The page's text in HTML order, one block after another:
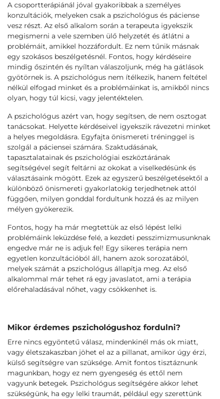
A csoportterápiánál jóval gyakoribbak a személyes
konzultációk, melyeken csak a pszichológus és páciense
vesz részt. Az első alkalom során a terapeuta igyekszik
megismerni a vele szemben ülő helyzetét és átlátni a
problémáit, amikkel hozzáfordult. Ez nem tűnik másnak
egy szokásos beszélgetésnél. Fontos, hogy kérdéseire
mindig őszintén és nyíltan válaszoljunk, még ha gátlások
gyötörnek is. A pszichológus nem ítélkezik, hanem feltétel
nélkül elfogad minket és a problémáinkat is, amikből nincs
olyan, hogy túl kicsi, vagy jelentéktelen.
A pszichológus azért van, hogy segítsen, de nem osztogat
tanácsokat. Helyette kérdéseivel igyekszik rávezetni minket
a helyes megoldásra. Egyfajta önismereti tréninggel is
szolgál a páciensei számára. Szaktudásának,
tapasztalatainak és pszichológiai eszköztárának
segítségével segít feltárni az okokat a viselkedésünk és
választásaink mögött. Ezek az egyszerű beszélgetésektől a
különböző önismereti gyakorlatokig terjedhetnek attól
függően, milyen gonddal fordultunk hozzá és az milyen
mélyen gyökerezik.
Fontos, hogy ha már megtettük az első lépést lelki
problémáink leküzdése felé, a kezdeti pesszimizmusunknak
engedve már ne is adjuk fel! Egy sikeres terápia nem
egyetlen konzultációból áll, hanem azok sorozatából,
melyek számát a pszichológus állapítja meg. Az első
alkalommal már tehet rá egy javaslatot, ami a terápia
előrehaladásával nőhet, vagy csökkenhet is.
Mikor érdemes pszichológushoz fordulni?
Erre nincs egyöntetű válasz, mindenkinél más ok miatt,
vagy életszakaszban jöhet el az a pillanat, amikor úgy érzi,
külső segítségre van szüksége. Amit fontos tisztáznunk
magunkban, hogy ez nem gyengeség és ettől nem
vagyunk betegek. Pszichológus segítségére akkor lehet
szükségünk, ha egy lelki traumát, például egy szerettünk